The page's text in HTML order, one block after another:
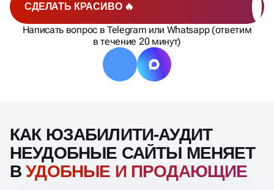
СДЕЛАТЬ КРАСИВО 🔥
Написать вопрос в Telegram или Whatsapp (ответим
в течение 20 минут)
КАК ЮЗАБИЛИТИ-АУДИТ
НЕУДОБНЫЕ САЙТЫ МЕНЯЕТ
ВУДОБНЫЕ И ПРОДАЮЩИЕ